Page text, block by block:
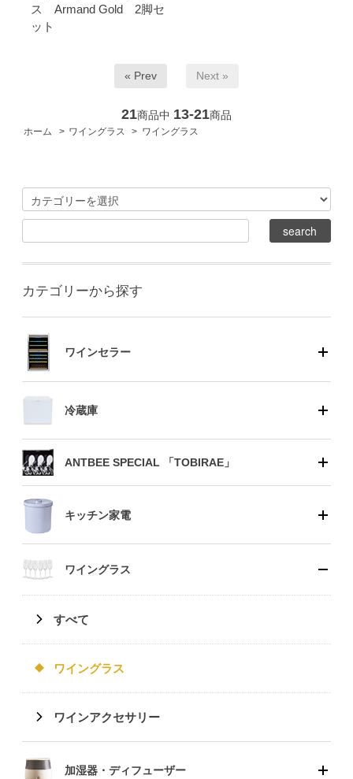
ス Armand Gold 2脚セ
ット
« Prev Next »
21商品中 13-21商品
ホーム > ワイングラス > ワイングラス
カテゴリーから探す
ワインセラー
冷蔵庫
ANTBEE SPECIAL 「TOBIRAE」
キッチン家電
ワイングラス
すべて
ワイングラス
ワインアクセサリー
加湿器・ディフューザー